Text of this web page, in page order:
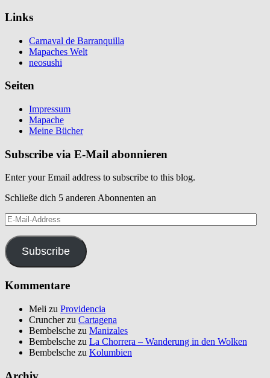
Links
Carnaval de Barranquilla
Mapaches Welt
neosushi
Seiten
Impressum
Mapache
Meine Bücher
Subscribe via E-Mail abonnieren
Enter your Email address to subscribe to this blog.
Schließe dich 5 anderen Abonnenten an
E-
Mail-
Address
Subscribe
Kommentare
Meli zu Providencia
Cruncherzu Cartagena
Bembelsche zu Manizales
Bembelsche zu La Chorrera – Wanderung in den Wolken
Bembelsche zu Kolumbien